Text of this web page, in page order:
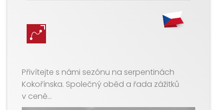
Přivítejte s námi sezónu na serpentinách
Kokořínska. Společný oběd a řada zážitků
v ceně…